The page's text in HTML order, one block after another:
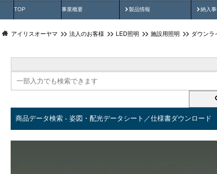
TOP 事業概要 製品情報
製品動画 納入
納
アイリスオーヤマ 法人のお客様 LED照明 施設用照明 ダウンラ
商品データ検索 - 姿図・配光データシート／仕様書ダウンロード